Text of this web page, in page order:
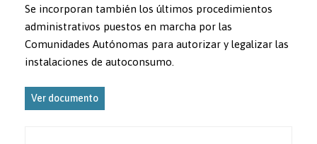
Se incorporan también los últimos procedimientos
administrativos puestos en marcha por las
Comunidades Autónomas para autorizar y legalizar las
instalaciones de autoconsumo.
Ver documento